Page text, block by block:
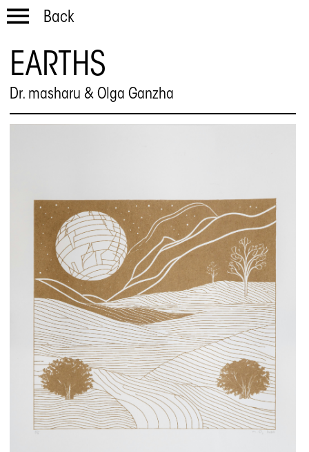
Back
EARTHS
Dr. masharu & Olga Ganzha